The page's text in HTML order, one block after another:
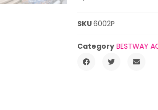
SKU6002P
Category BESTWAY